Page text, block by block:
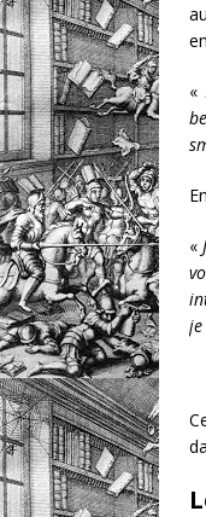
«
«
je